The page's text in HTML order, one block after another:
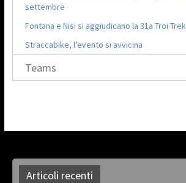
settembre
Fontana e Nisi si aggiudicano la 31a Troi Trek
Straccabike, l’evento si avvicina
Teams
Articoli recenti